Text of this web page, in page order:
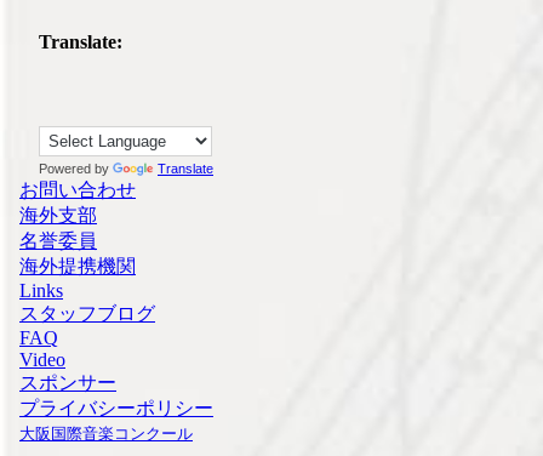
Translate:
Powered by Translate
お問い合わせ
海外支部
名誉委員
海外提携機関
Links
スタッフブログ
FAQ
Video
スポンサー
プライバシーポリシー
大阪国際音楽コンクール